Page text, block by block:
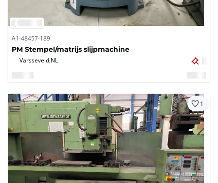
A1-48457-189
PM Stempel/matrijs slijpmachine
Varsseveld,NL
1